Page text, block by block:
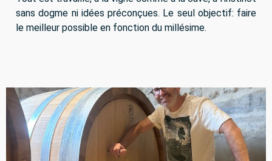
sans dogme ni idées préconçues. Le seul objectif: faire
le meilleur possible en fonction du millésime.